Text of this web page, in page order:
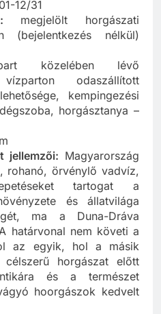
12/31
megjelölt horgászati
(bejelentkezés nélkül)
közelében lévő
odaszállított
kempingezési
horgásztanya –
jellemzői: Magyarország
rohanó, örvénylő vadvíz,
tartogat a
és állatvilága
ma a Duna-Dráva
határvonal nem követi a
az egyik, hol a másik
horgászat előtt
és a természet
hoorgászok kedvelt